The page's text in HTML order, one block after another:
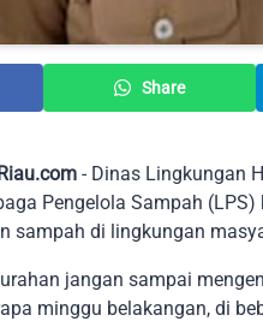
Share
- Dinas Lingkungan
Pengelola Sampah
sampah di lingkungan
jangan sampai
minggu belakangan, di